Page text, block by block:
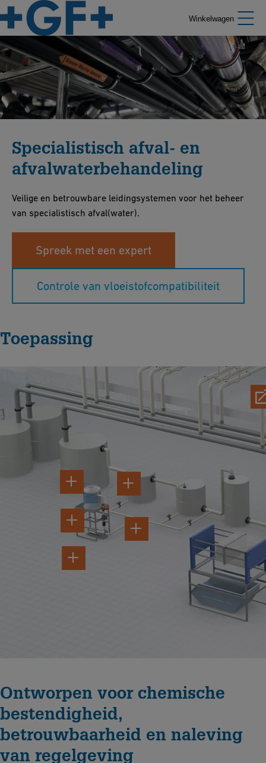
Winkelwagen
Specialistisch afval- en
afvalwaterbehandeling
Veilige en betrouwbare leidingsystemen voor het beheer
van specialistisch afval(water).
Spreek met een expert
Controle van vloeistofcompatibiliteit
Toepassing
Ontworpen voor chemische
bestendigheid,
betrouwbaarheid en naleving
van regelgeving